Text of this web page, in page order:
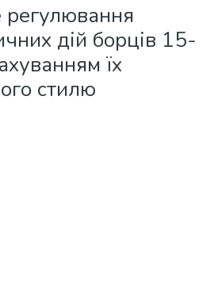
дій борців 15-
їх
стилю